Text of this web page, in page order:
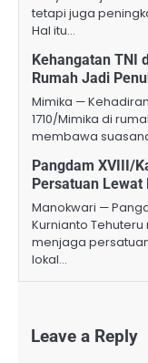
tetapi juga
Hal itu…
Kehangatan TNI
Rumah Jadi
Mimika —
1710/Mimika di
membawa
Pangdam XVIII/
Persatuan Lewat
Manokwari —
Kurnianto
menjaga
lokal…
Leave a Reply